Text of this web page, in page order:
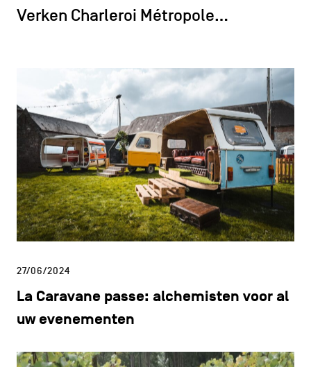
Verken Charleroi Métropole…
27/06/2024
La Caravane passe: alchemisten voor al
uw evenementen